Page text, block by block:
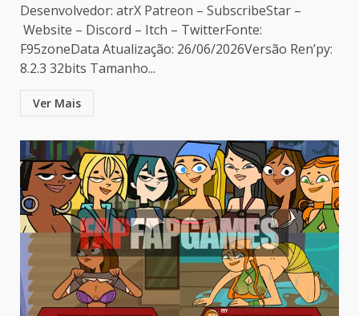
Desenvolvedor: atrX Patreon – SubscribeStar –
Website – Discord – Itch – TwitterFonte:
F95zoneData Atualização: 26/06/2026Versão Ren’py:
8.2.3 32bits Tamanho...
Ver Mais